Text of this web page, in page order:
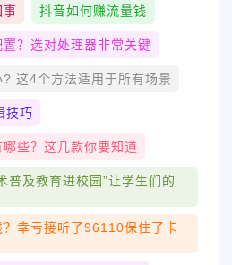
事 抖音如何赚流量钱
？选对处理器非常关键
这4个方法适用于所有场景
技巧
些？这几款你要知道
普及教育进校园”让学生们的
幸亏接听了96110保住了卡